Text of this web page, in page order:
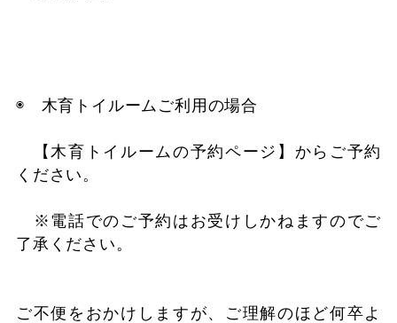
◉ 木育トイルームご利用の場合
【木育トイルームの予約ページ】からご予約
ください。
※電話でのご予約はお受けしかねますのでご
了承ください。
ご不便をおかけしますが、ご理解のほど何卒よ